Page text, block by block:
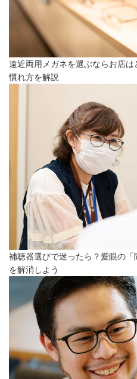
遠近両用メガネを選ぶならお店
慣れ方を解説
補聴器選びで迷ったら？愛眼の
を解消しよう